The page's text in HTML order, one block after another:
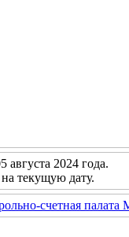
августа 2024 года.
текущую дату.
счетная